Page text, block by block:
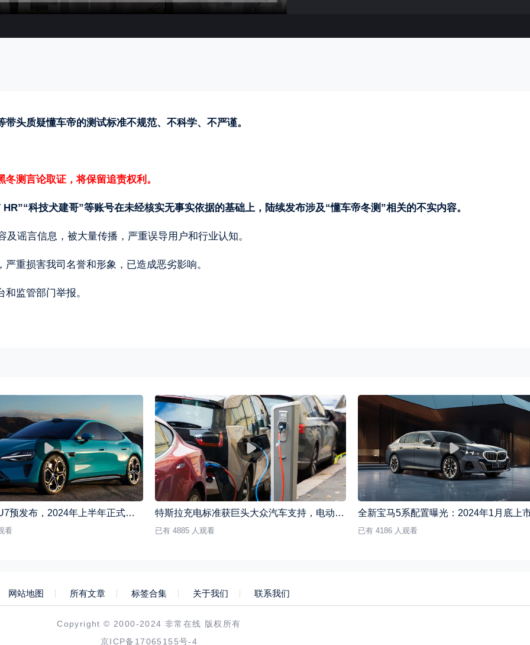
带头质疑懂车帝的测试标准不规范、不科学、不严谨。
测言论取证，将保留追责权利。
科技犬建哥”等账号在未经核实无事实依据的基础上，陆续发布涉及“懂车帝冬测”相关的不实内容。
及谣言信息，被大量传播，严重误导用户和行业认知。
重损害我司名誉和形象，已造成恶劣影响。
监管部门举报。
小米汽车SU7预发布，2024年上半年正式登场
看
特斯拉充电标准获巨头大众汽车支持，电动车市场迎来新格局
已有 4885 人观看
全新宝马5系配置曝光：2024年1月底上
已有 4186 人观看
网站地图 所有文章 标签合集 关于我们 联系我们
Copyright © 2000-2024 非常在线 版权所有
京ICP备17065155号-4